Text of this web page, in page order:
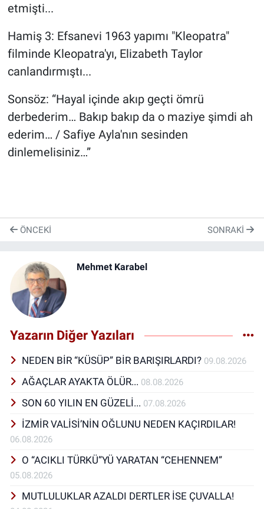
etmişti...
Hamiş 3: Efsanevi 1963 yapımı "Kleopatra"
filminde Kleopatra'yı, Elizabeth Taylor
canlandırmıştı...
Sonsöz: “Hayal içinde akıp geçti ömrü
derbederim… Bakıp bakıp da o maziye şimdi ah
ederim… / Safiye Ayla'nın sesinden
dinlemelisiniz…”
ÖNCEKI SONRAKI
Mehmet Karabel
Yazarın Diğer Yazıları
NEDEN BİR “KÜSÜP” BİR BARIŞIRLARDI? 09.08.2026
AĞAÇLAR AYAKTA ÖLÜR... 08.08.2026
SON 60 YILIN EN GÜZELİ... 07.08.2026
İZMİR VALİSİ’NİN OĞLUNU NEDEN KAÇIRDILAR!
06.08.2026
O “ACIKLI TÜRKÜ”YÜ YARATAN “CEHENNEM”
05.08.2026
MUTLULUKLAR AZALDI DERTLER İSE ÇUVALLA!